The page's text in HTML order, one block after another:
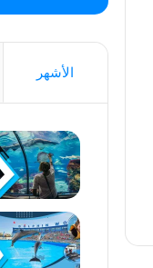
الأشهر